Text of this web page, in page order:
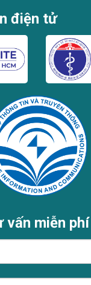
điện tử
vấn miễn phí